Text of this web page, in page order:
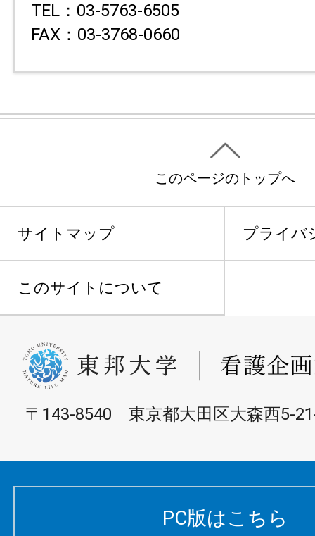
TEL：03-5763-6505
FAX：03-3768-0660
このページのトップへ
サイトマップ プライバ
このサイトについて
〒143-8540 東京都大田区大森西5-
PC版はこちら